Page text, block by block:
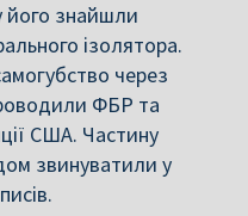
його знайшли
ізолятора.
через
ФБР та
США. Частину
звинуватили у